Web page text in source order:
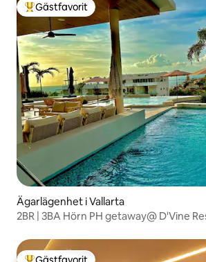
Populär gästfavorit
Gästfavorit
Ägarlägenhet i Vallarta
2BR | 3BA Hörn PH getaway@ D'Vine